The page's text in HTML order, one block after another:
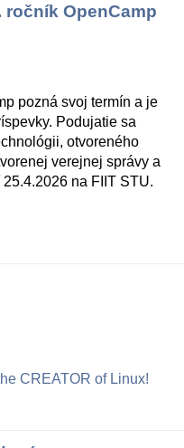
ročník OpenCamp
pozná svoj termín a je
Podujatie sa
otvoreného
verejnej správy a
na FIIT STU.
CREATOR of Linux!